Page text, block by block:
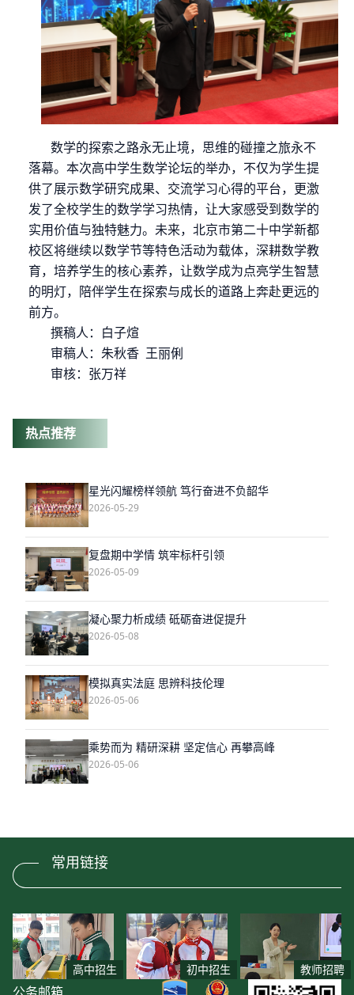
数学的探索之路永无止境，思维的碰撞之旅永不
落幕。本次高中学生数学论坛的举办，不仅为学生提
供了展示数学研究成果、交流学习心得的平台，更激
发了全校学生的数学学习热情，让大家感受到数学的
实用价值与独特魅力。未来，北京市第二十中学新都
校区将继续以数学节等特色活动为载体，深耕数学教
育，培养学生的核心素养，让数学成为点亮学生智慧
的明灯，陪伴学生在探索与成长的道路上奔赴更远的
前方。
撰稿人：白子煊
审稿人：朱秋香 王丽俐
审核：张万祥
热点推荐
星光闪耀榜样领航 笃行奋进不负韶华
2026-05-29
复盘期中学情 筑牢标杆引领
2026-05-09
凝心聚力析成绩 砥砺奋进促提升
2026-05-08
模拟真实法庭 思辨科技伦理
2026-05-06
乘势而为 精研深耕 坚定信心 再攀高峰
2026-05-06
常用链接
高中招生 初中招生 教师招聘
公务邮箱